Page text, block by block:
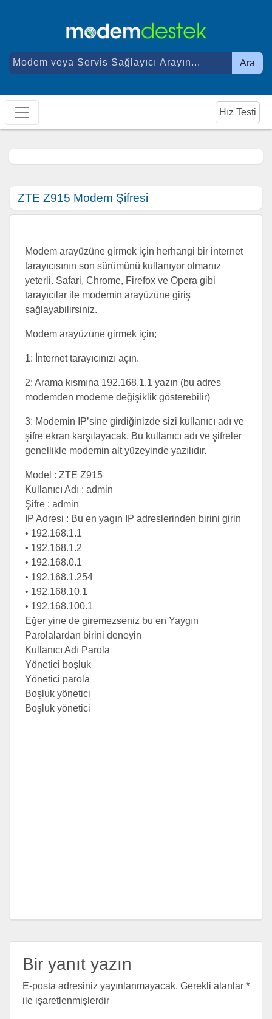
Ara
Hız Testi
ZTE Z915 Modem Şifresi
Modem arayüzüne girmek için herhangi bir internet
tarayıcısının son sürümünü kullanıyor olmanız
yeterli. Safari, Chrome, Firefox ve Opera gibi
tarayıcılar ile modemin arayüzüne giriş
sağlayabilirsiniz.
Modem arayüzüne girmek için;
1: İnternet tarayıcınızı açın.
2: Arama kısmına 192.168.1.1 yazın (bu adres
modemden modeme değişiklik gösterebilir)
3: Modemin IP’sine girdiğinizde sizi kullanıcı adı ve
şifre ekran karşılayacak. Bu kullanıcı adı ve şifreler
genellikle modemin alt yüzeyinde yazılıdır.
Model : ZTE Z915
Kullanıcı Adı : admin
Şifre : admin
IP Adresi : Bu en yagın IP adreslerinden birini girin
• 192.168.1.1
• 192.168.1.2
• 192.168.0.1
• 192.168.1.254
• 192.168.10.1
• 192.168.100.1
Eğer yine de giremezseniz bu en Yaygın
Parolalardan birini deneyin
Kullanıcı Adı Parola
Yönetici boşluk
Yönetici parola
Boşluk yönetici
Boşluk yönetici
Bir yanıt yazın
E-posta adresiniz yayınlanmayacak. Gerekli alanlar *
ile işaretlenmişlerdir